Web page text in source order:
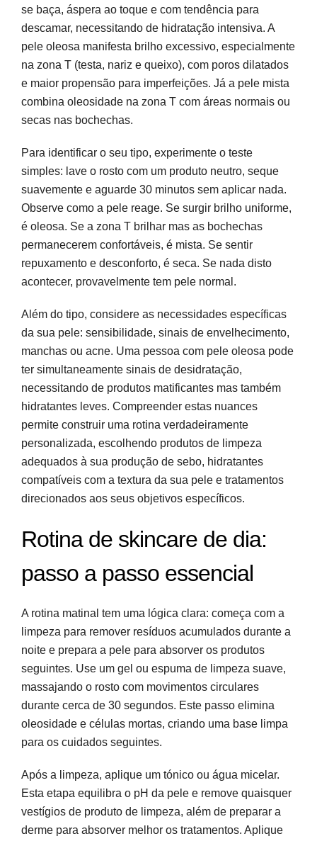
se baça, áspera ao toque e com tendência para
descamar, necessitando de hidratação intensiva. A
pele oleosa manifesta brilho excessivo, especialmente
na zona T (testa, nariz e queixo), com poros dilatados
e maior propensão para imperfeições. Já a pele mista
combina oleosidade na zona T com áreas normais ou
secas nas bochechas.
Para identificar o seu tipo, experimente o teste
simples: lave o rosto com um produto neutro, seque
suavemente e aguarde 30 minutos sem aplicar nada.
Observe como a pele reage. Se surgir brilho uniforme,
é oleosa. Se a zona T brilhar mas as bochechas
permanecerem confortáveis, é mista. Se sentir
repuxamento e desconforto, é seca. Se nada disto
acontecer, provavelmente tem pele normal.
Além do tipo, considere as necessidades específicas
da sua pele: sensibilidade, sinais de envelhecimento,
manchas ou acne. Uma pessoa com pele oleosa pode
ter simultaneamente sinais de desidratação,
necessitando de produtos matificantes mas também
hidratantes leves. Compreender estas nuances
permite construir uma rotina verdadeiramente
personalizada, escolhendo produtos de limpeza
adequados à sua produção de sebo, hidratantes
compatíveis com a textura da sua pele e tratamentos
direcionados aos seus objetivos específicos.
Rotina de skincare de dia:
passo a passo essencial
A rotina matinal tem uma lógica clara: começa com a
limpeza para remover resíduos acumulados durante a
noite e prepara a pele para absorver os produtos
seguintes. Use um gel ou espuma de limpeza suave,
massajando o rosto com movimentos circulares
durante cerca de 30 segundos. Este passo elimina
oleosidade e células mortas, criando uma base limpa
para os cuidados seguintes.
Após a limpeza, aplique um tónico ou água micelar.
Esta etapa equilibra o pH da pele e remove quaisquer
vestígios de produto de limpeza, além de preparar a
derme para absorver melhor os tratamentos. Aplique